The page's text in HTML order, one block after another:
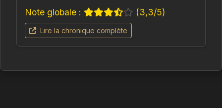
Note globale : (3,3/5)
Lire la chronique complète